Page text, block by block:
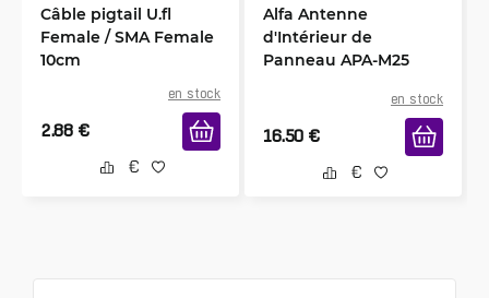
Câble pigtail U.fl
Female / SMA Female
10cm
en stock
2.88 €
Alfa Antenne
d'Intérieur de
Panneau APA-M25
en stock
16.50 €